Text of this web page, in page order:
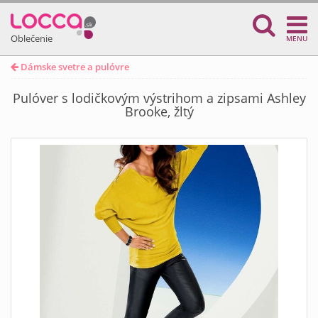
Oblečenie MENU
Dámske svetre a pulóvre
Pulóver s lodičkovým výstrihom a zipsami Ashley
Brooke, žltý